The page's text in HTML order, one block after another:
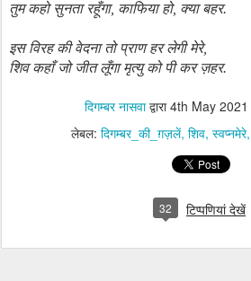
तुम कहो सुनता रहूँगा, काफिया हो, क्या बहर.
इस विरह की वेदना तो प्राण हर लेगी मेरे,
शिव कहाँ जो जीत लूँगा मृत्यु को पी कर ज़हर.
दिगम्बर नासवाद्वारा4th May 2021
लेबल: दिगम्बर_की_ग़ज़लें शिव स्वप्नमेरे
32 टिप्पणियां देखें